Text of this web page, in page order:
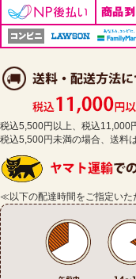
税込5,500円以上、税込11,000
税込5,500円未満の場合、送料
≪以下の配達時間をご指定い